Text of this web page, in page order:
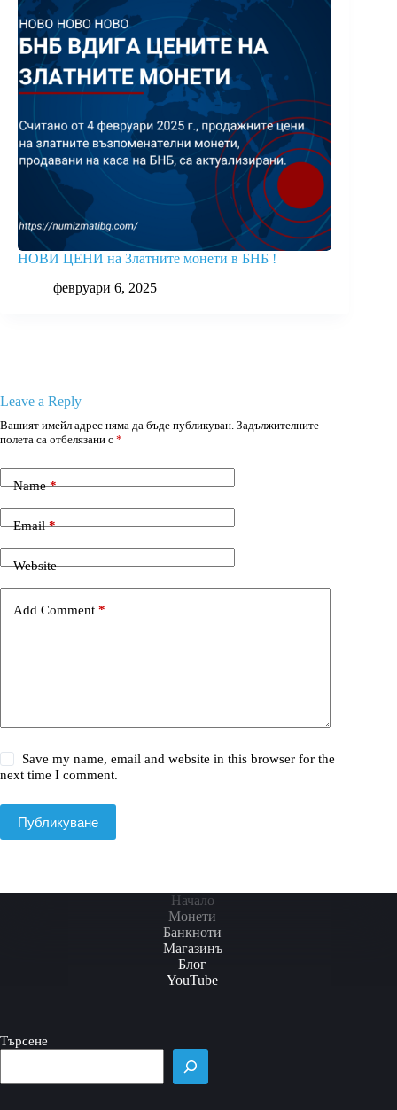
НОВИ ЦЕНИ на Златните монети в БНБ !
февруари 6, 2025
Leave a Reply
Вашият имейл адрес няма да бъде публикуван. Задължителните
полета са отбелязани с *
Name*
Email*
Website
Add Comment *
Save my name, email and website in this browser for the
next time I comment.
Публикуване
Начало
Монети
Банкноти
Магазинъ
Блог
YouTube
Търсене